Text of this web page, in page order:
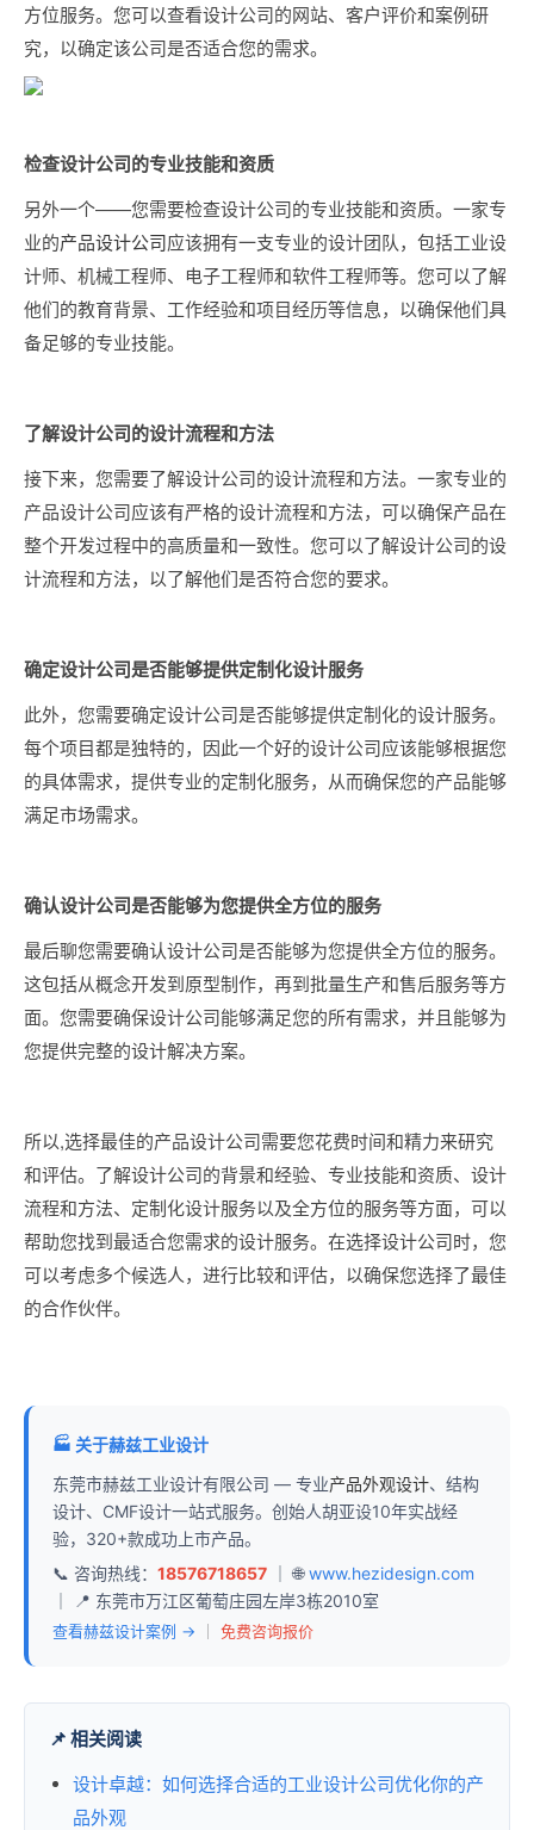
方位服务。您可以查看设计公司的网站、客户评价和案例研
究，以确定该公司是否适合您的需求。
检查设计公司的专业技能和资质
另外一个——您需要检查设计公司的专业技能和资质。一家专
业的产品设计公司应该拥有一支专业的设计团队，包括工业设
计师、机械工程师、电子工程师和软件工程师等。您可以了解
他们的教育背景、工作经验和项目经历等信息，以确保他们具
备足够的专业技能。
了解设计公司的设计流程和方法
接下来，您需要了解设计公司的设计流程和方法。一家专业的
产品设计公司应该有严格的设计流程和方法，可以确保产品在
整个开发过程中的高质量和一致性。您可以了解设计公司的设
计流程和方法，以了解他们是否符合您的要求。
确定设计公司是否能够提供定制化设计服务
此外，您需要确定设计公司是否能够提供定制化的设计服务。
每个项目都是独特的，因此一个好的设计公司应该能够根据您
的具体需求，提供专业的定制化服务，从而确保您的产品能够
满足市场需求。
确认设计公司是否能够为您提供全方位的服务
最后聊您需要确认设计公司是否能够为您提供全方位的服务。
这包括从概念开发到原型制作，再到批量生产和售后服务等方
面。您需要确保设计公司能够满足您的所有需求，并且能够为
您提供完整的设计解决方案。
所以,选择最佳的产品设计公司需要您花费时间和精力来研究
和评估。了解设计公司的背景和经验、专业技能和资质、设计
流程和方法、定制化设计服务以及全方位的服务等方面，可以
帮助您找到最适合您需求的设计服务。在选择设计公司时，您
可以考虑多个候选人，进行比较和评估，以确保您选择了最佳
的合作伙伴。
🏭 关于赫兹工业设计
东莞市赫兹工业设计有限公司 — 专业产品外观设计、结构
设计、CMF设计一站式服务。创始人胡亚设10年实战经
验，320+款成功上市产品。
📞 咨询热线： 18576718657 ｜ 🌐www.hezidesign.com
｜ 📍 东莞市万江区葡萄庄园左岸3栋2010室
查看赫兹设计案例 → 免费咨询报价
📌 相关阅读
设计卓越：如何选择合适的工业设计公司优化你的产
品外观